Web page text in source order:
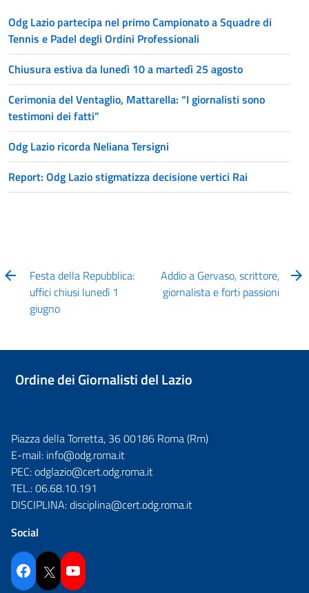
Odg Lazio partecipa nel primo Campionato a Squadre di
Tennis e Padel degli Ordini Professionali
Chiusura estiva da lunedì 10 a martedì 25 agosto
Cerimonia del Ventaglio, Mattarella: “I giornalisti sono
testimoni dei fatti”
Odg Lazio ricorda Neliana Tersigni
Report: Odg Lazio stigmatizza decisione vertici Rai
Festa della Repubblica:
uffici chiusi lunedì 1
giugno
Addio a Gervaso, scrittore,
giornalista e forti passioni
Ordine dei Giornalisti del Lazio
Piazza della Torretta, 36 00186 Roma (Rm)
E-mail: info@odg.roma.it
PEC:odglazio@cert.odg.roma.it
TEL.:06.68.10.191
DISCIPLINA:disciplina@cert.odg.roma.it
Social
Facebook Twitter YouTube